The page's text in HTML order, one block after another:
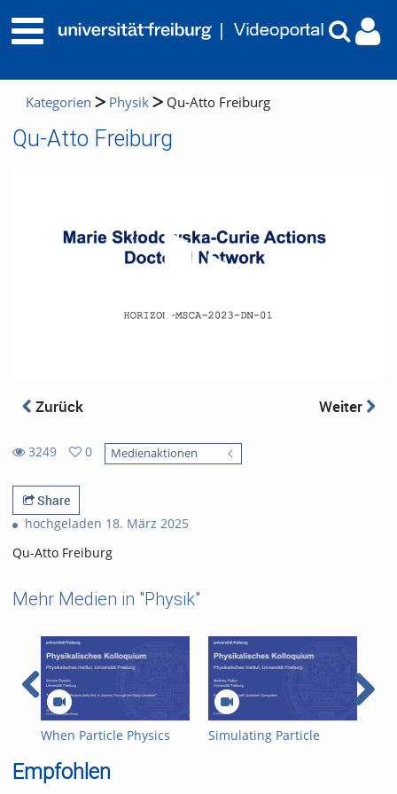
Kategorien Physik Qu-Atto Freiburg
Qu-Atto Freiburg
Zurück Weiter
3249
views
0
favorites
Medienaktionen
Share
hochgeladen 18. März 2025
Qu-Atto Freiburg
Mehr Medien in "Physik"
When Particle Physics
Through the Early
Universe
Simulating Particle
Empfohlen